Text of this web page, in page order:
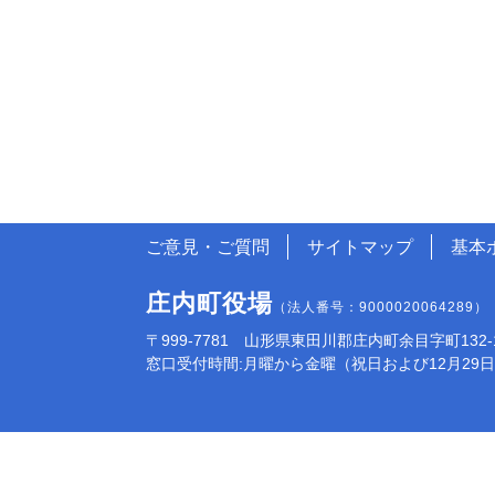
ご意見・ご質問 サイトマップ 基本
庄内町役場 （法人番号：9000020064289）
〒999-7781 山形県東田川郡庄内町余目字町
窓口受付時間:月曜から金曜（祝日および12月29